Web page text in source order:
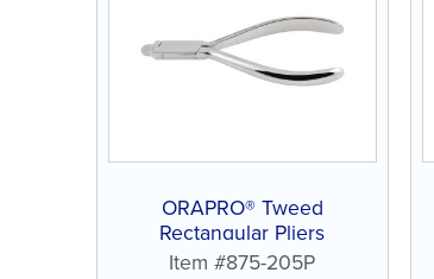
ORAPRO® Tweed
Rectangular Pliers
Item #875-205P